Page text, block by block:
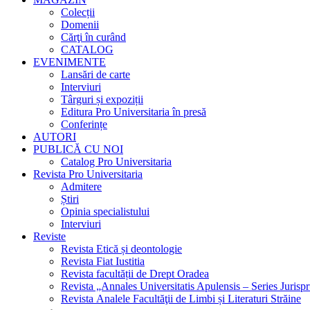
Colecții
Domenii
Cărţi în curând
CATALOG
EVENIMENTE
Lansări de carte
Interviuri
Târguri și expoziții
Editura Pro Universitaria în presă
Conferințe
AUTORI
PUBLICĂ CU NOI
Catalog Pro Universitaria
Revista Pro Universitaria
Admitere
Știri
Opinia specialistului
Interviuri
Reviste
Revista Etică și deontologie
Revista Fiat Iustitia
Revista facultății de Drept Oradea
Revista „Annales Universitatis Apulensis – Series
Revista Analele Facultăţii de Limbi și Literaturi Străine